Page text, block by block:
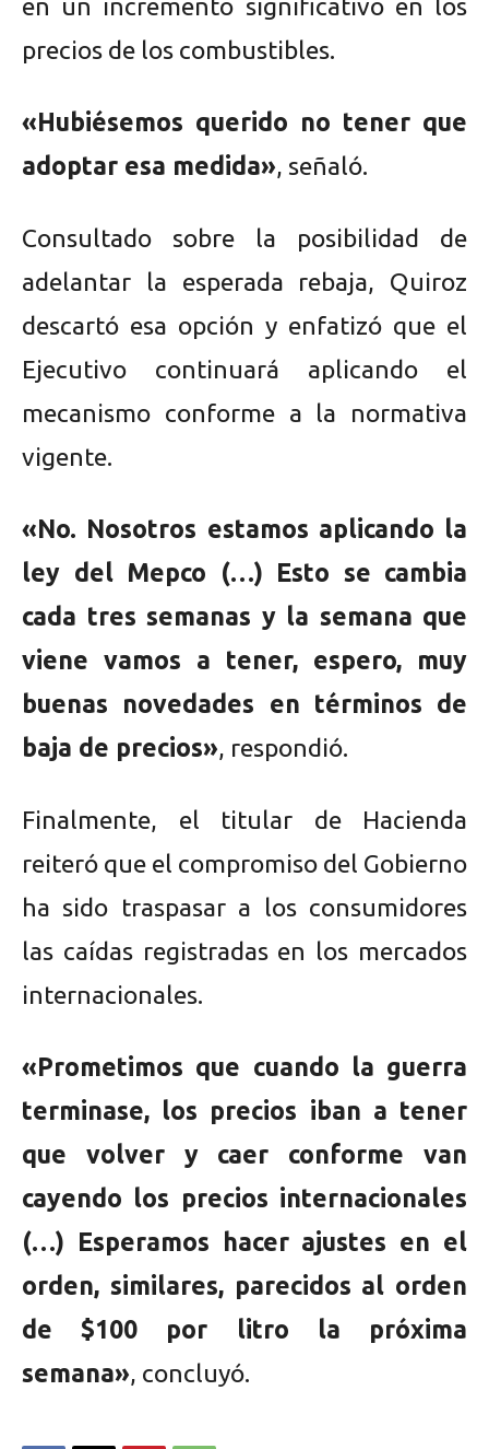
en un incremento significativo en los
precios de los combustibles.
«Hubiésemos querido no tener que
adoptar esa medida», señaló.
Consultado sobre la posibilidad de
adelantar la esperada rebaja, Quiroz
descartó esa opción y enfatizó que el
Ejecutivo continuará aplicando el
mecanismo conforme a la normativa
vigente.
«No. Nosotros estamos aplicando la
ley del Mepco (…) Esto se cambia
cada tres semanas y la semana que
viene vamos a tener, espero, muy
buenas novedades en términos de
baja de precios», respondió.
Finalmente, el titular de Hacienda
reiteró que el compromiso del Gobierno
ha sido traspasar a los consumidores
las caídas registradas en los mercados
internacionales.
«Prometimos que cuando la guerra
terminase, los precios iban a tener
que volver y caer conforme van
cayendo los precios internacionales
(…) Esperamos hacer ajustes en el
orden, similares, parecidos al orden
de $100 por litro la próxima
semana», concluyó.